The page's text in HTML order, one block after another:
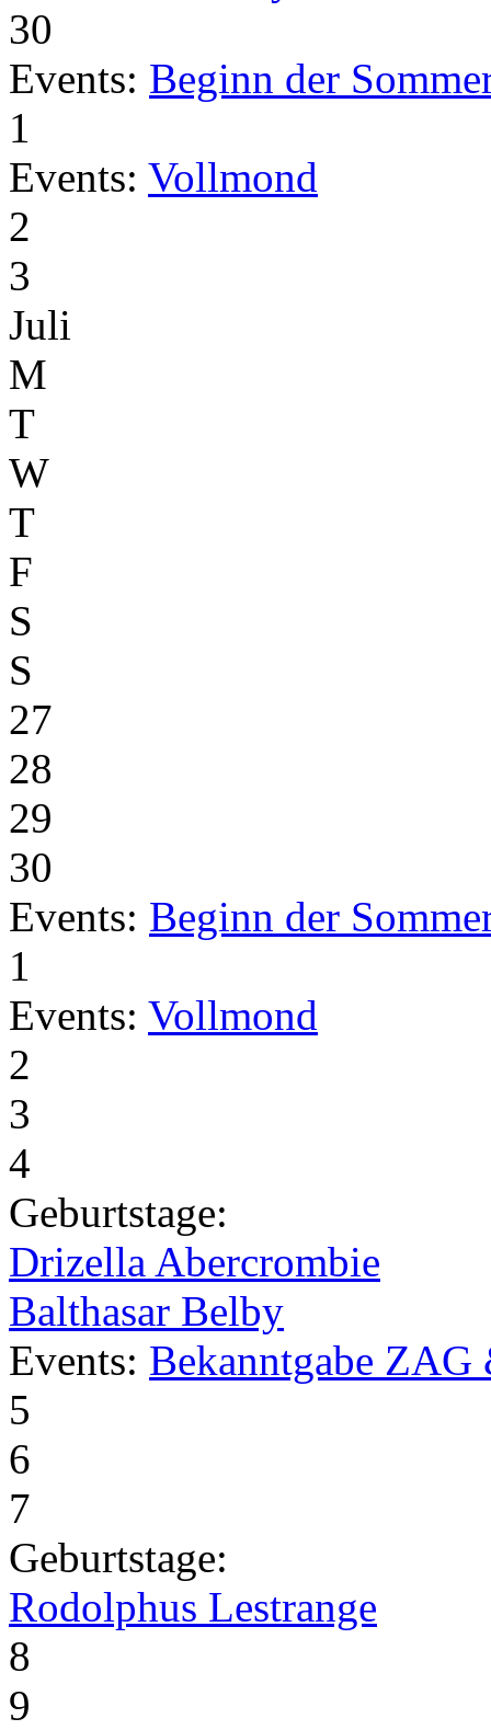
30
Events: Beginn der
1
Events: Vollmond
2
3
Juli
M
T
W
T
F
S
S
27
28
29
30
Events: Beginn der
1
Events: Vollmond
2
3
4
Geburtstage:
Drizella Abercrombie
Balthasar Belby
Events: Bekanntgabe ZAG
5
6
7
Geburtstage:
Rodolphus Lestrange
8
9